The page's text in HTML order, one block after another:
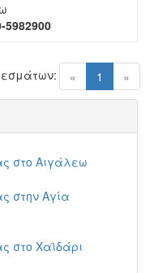
« 1 (current)
»
στο Αιγάλεω
στην Αγία
στο Χαϊδάρι